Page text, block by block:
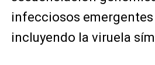
infecciosos emergentes
incluyendo la viruela